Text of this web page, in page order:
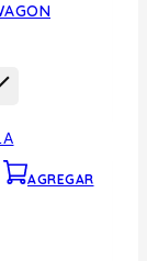
AGREGAR